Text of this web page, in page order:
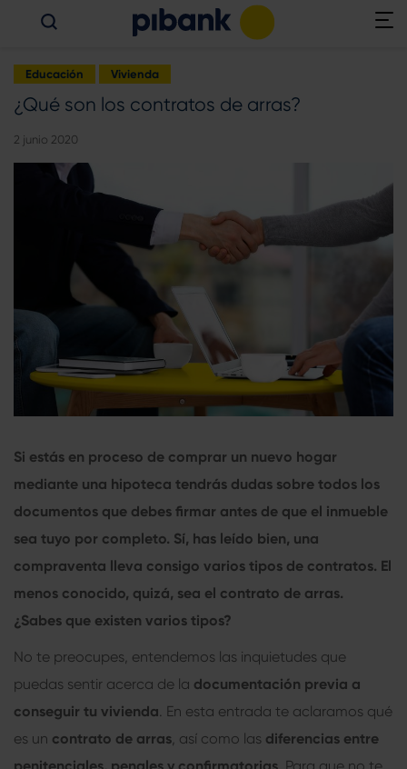
Educación Vivienda
¿Qué son los contratos de arras?
2 junio 2020
Si estás en proceso de comprar un nuevo hogar
mediante una hipoteca tendrás dudas sobre todos los
documentos que debes firmar antes de que el inmueble
sea tuyo por completo. Sí, has leído bien, una
compraventa lleva consigo varios tipos de contratos. El
menos conocido, quizá, sea el contrato de arras.
¿Sabes que existen varios tipos?
No te preocupes, entendemos las inquietudes que
puedas sentir acerca de la documentación previa a
conseguir tu vivienda . En esta entrada te aclaramos qué
es un contrato de arras , así como las diferencias entre
penitenciales, penales y confirmatorias . Para que no te